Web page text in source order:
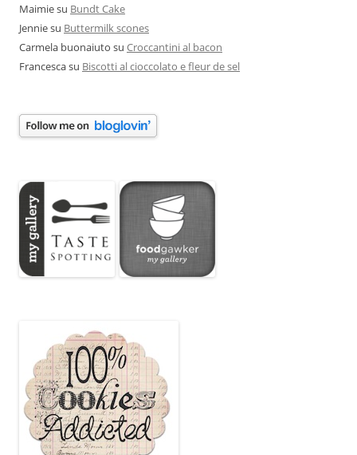
Maimiesu Bundt Cake
Jenniesu Buttermilk scones
Carmela buonaiuto su Croccantini al bacon
Francescasu Biscotti al cioccolato e fleur de sel